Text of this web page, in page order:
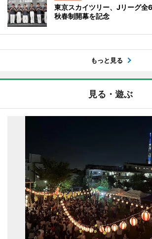
東京スカイツリー、Jリーグ
秋春制開幕を記念
もっと見る
見る・遊ぶ